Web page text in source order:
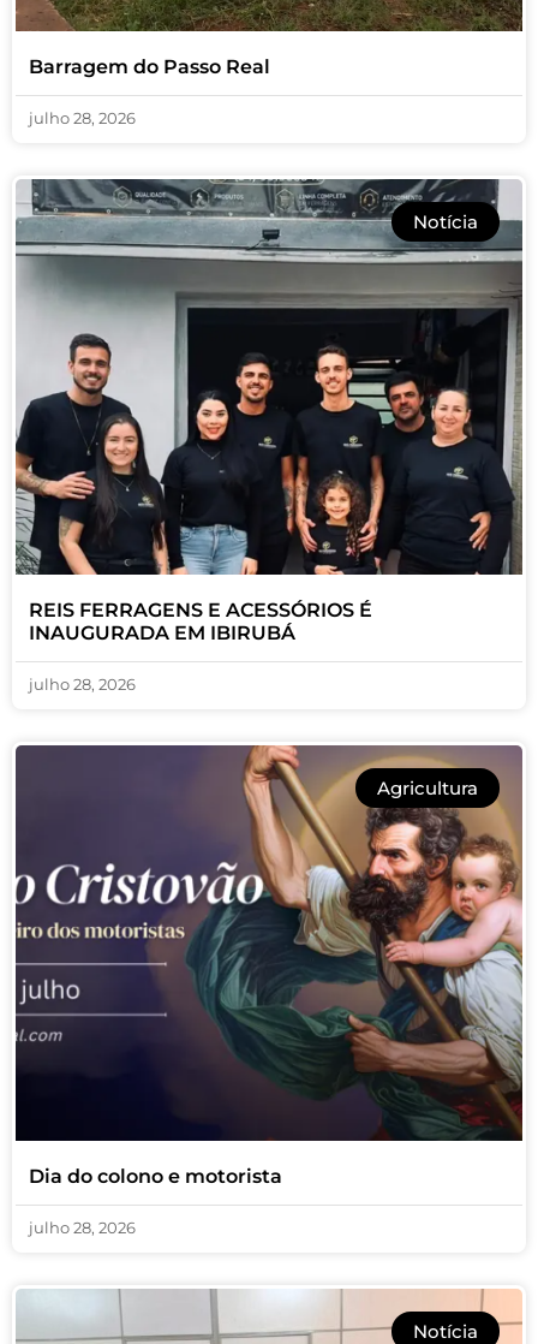
Barragem do Passo Real
julho 28, 2026
Notícia
REIS FERRAGENS E ACESSÓRIOS É
INAUGURADA EM IBIRUBÁ
julho 28, 2026
Agricultura
Dia do colono e motorista
julho 28, 2026
Notícia